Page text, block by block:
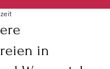
in